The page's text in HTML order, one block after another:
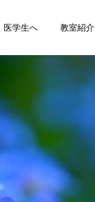
医学生へ 教室紹介